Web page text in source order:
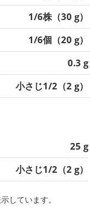
1/6株（30 g）
1/6個（20 g）
0.3 g
小さじ1/2（2 g）
25 g
小さじ1/2（2 g）
しています。